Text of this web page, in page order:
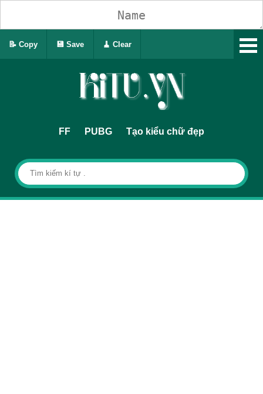
FF PUBG Tạo kiểu chữ đẹp
📝 Copy 💾 Save 🧹 Clear